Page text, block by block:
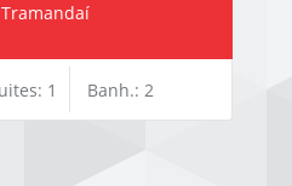
1 Banh.: 2